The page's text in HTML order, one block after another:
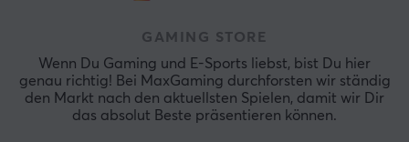
GAMING STORE
Wenn Du Gaming und E-Sports liebst, bist Du hier
genau richtig! Bei MaxGaming durchforsten wir ständig
den Markt nach den aktuellsten Spielen, damit wir Dir
das absolut Beste präsentieren können.